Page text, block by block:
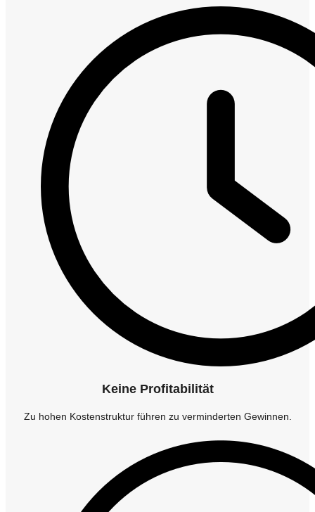
Keine Profitabilität
Zu hohen Kostenstruktur führen zu verminderten Gewinnen.